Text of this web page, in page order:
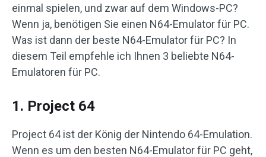
einmal spielen, und zwar auf dem Windows-PC?
Wenn ja, benötigen Sie einen N64-Emulator für PC.
Was ist dann der beste N64-Emulator für PC? In
diesem Teil empfehle ich Ihnen 3 beliebte N64-
Emulatoren für PC.
1. Project 64
Project 64 ist der König der Nintendo 64-Emulation.
Wenn es um den besten N64-Emulator für PC geht,